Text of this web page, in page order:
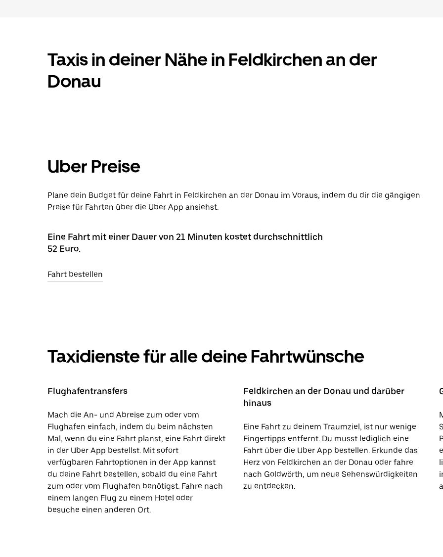
Taxis in deiner Nähe in Feldkirchen an der
Donau
Uber Preise
Plane dein Budget für deine Fahrt in Feldkirchen an der Donau im Voraus, indem du dir die gängigen
Preise für Fahrten über die Uber App ansiehst.
Eine Fahrt mit einer Dauer von 21 Minuten kostet durchschnittlich
52 Euro.
Fahrt bestellen
Taxidienste für alle deine Fahrtwünsche
Flughafentransfers
Mach die An- und Abreise zum oder vom
Flughafen einfach, indem du beim nächsten
Mal, wenn du eine Fahrt planst, eine Fahrt direkt
in der Uber App bestellst. Mit sofort
verfügbaren Fahrtoptionen in der App kannst
du deine Fahrt bestellen, sobald du eine Fahrt
zum oder vom Flughafen benötigst. Fahre nach
einem langen Flug zu einem Hotel oder
besuche einen anderen Ort.
Feldkirchen an der Donau und darüber
hinaus
Eine Fahrt zu deinem Traumziel, ist nur wenige
Fingertipps entfernt. Du musst lediglich eine
Fahrt über die Uber App bestellen. Erkunde das
Herz von Feldkirchen an der Donau oder fahre
nach Goldwörth, um neue Sehenswürdigkeiten
zu entdecken.